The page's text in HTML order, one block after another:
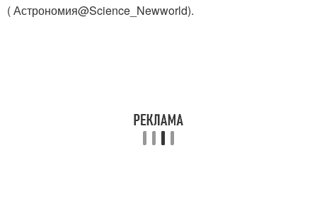
( Астрономия@Science_Newworld).